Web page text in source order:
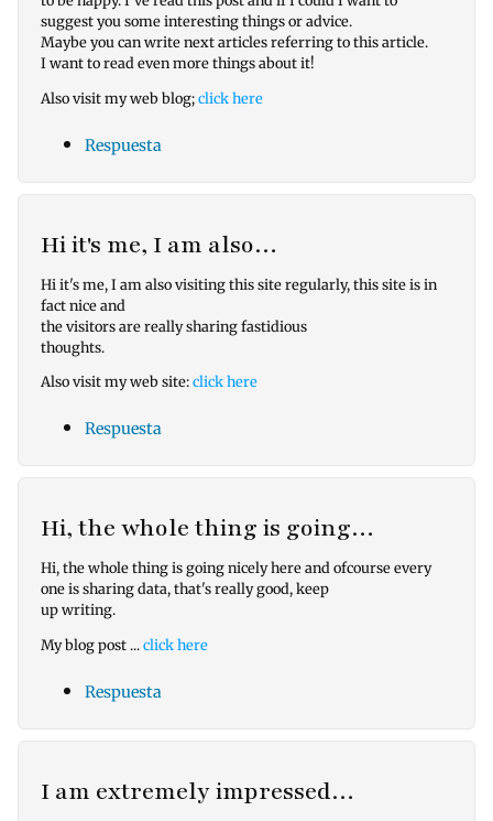
suggest you some interesting things or advice.
Maybe you can write next articles referring to this article.
I want to read even more things about it!
Also visit my web blog;click here
Respuesta
Hi it's me, I am also…
Hi it's me, I am also visiting this site regularly, this site is in
fact nice and
the visitors are really sharing fastidious
thoughts.
Also visit my web site:click here
Respuesta
Hi, the whole thing is going…
Hi, the whole thing is going nicely here and ofcourse every
one is sharing data, that's really good, keep
up writing.
My blog post ...click here
Respuesta
I am extremely impressed…